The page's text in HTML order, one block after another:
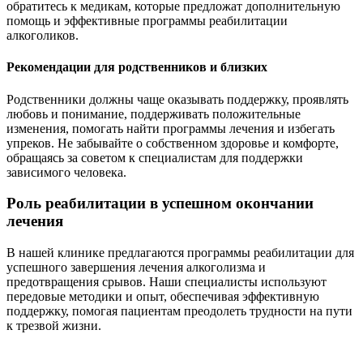
обратитесь к медикам, которые предложат дополнительную
помощь и эффективные программы реабилитации
алкоголиков.
Рекомендации для родственников и близких
Родственники должны чаще оказывать поддержку, проявлять
любовь и понимание, поддерживать положительные
изменения, помогать найти программы лечения и избегать
упреков. Не забывайте о собственном здоровье и комфорте,
обращаясь за советом к специалистам для поддержки
зависимого человека.
Роль реабилитации в успешном окончании
лечения
В нашей клинике предлагаются программы реабилитации для
успешного завершения лечения алкоголизма и
предотвращения срывов. Наши специалисты используют
передовые методики и опыт, обеспечивая эффективную
поддержку, помогая пациентам преодолеть трудности на пути
к трезвой жизни.